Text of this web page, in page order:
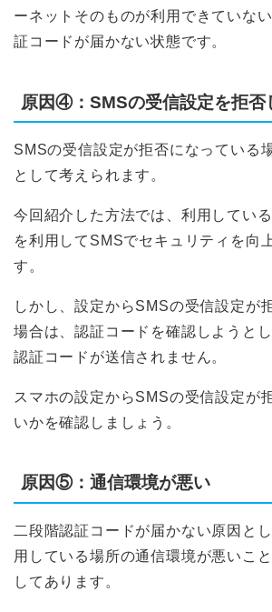
ーネットそのものが利用できていな
証コードが届かない状態です。
原因④：SMSの受信設定を拒否
SMSの受信設定が拒否になっている
として考えられます。
今回紹介した方法では、利用してい
を利用してSMSでセキュリティを向
す。
しかし、設定からSMSの受信設定が
場合は、認証コードを確認しようと
認証コードが送信されません。
スマホの設定からSMSの受信設定が
いかを確認しましょう。
原因⑤：通信環境が悪い
二段階認証コードが届かない原因と
用している場所の通信環境が悪いこ
してあります。